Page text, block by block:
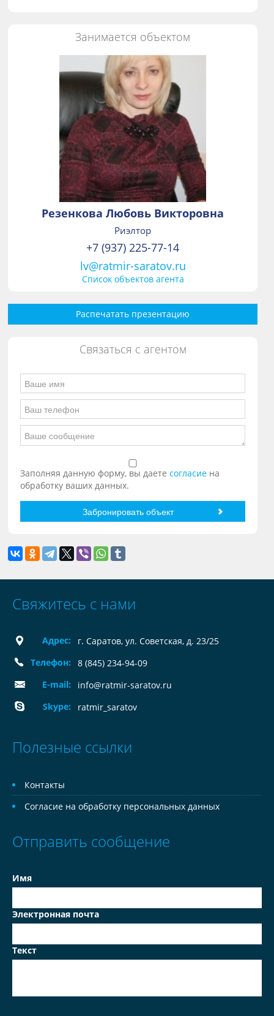
Занимается объектом
Резенкова Любовь Викторовна
Риэлтор
+7 (937) 225-77-14
lv@ratmir-saratov.ru
Список объектов агента
Распечатать презентацию
Связаться с агентом
Заполняя данную форму, вы даетесогласие на
обработку ваших данных.
Свяжитесь с нами
Адрес:
г. Саратов, ул. Советская, д. 23/25
Телефон:
8 (845) 234-94-09
E-mail:
info@ratmir-saratov.ru
Skype:
ratmir_saratov
Полезные ссылки
Контакты
Согласие на обработку персональных данных
Отправить сообщение
Имя
Электронная почта
Текст